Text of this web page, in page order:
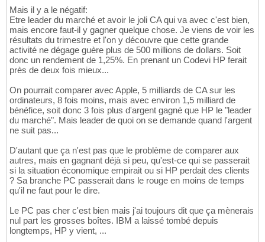
Mais il y a le négatif:
Etre leader du marché et avoir le joli CA qui va avec c'est bien,
mais encore faut-il y gagner quelque chose. Je viens de voir les
résultats du trimestre et l'on y découvre que cette grande
activité ne dégage guère plus de 500 millions de dollars. Soit
donc un rendement de 1,25%. En prenant un Codevi HP ferait
près de deux fois mieux...
On pourrait comparer avec Apple, 5 milliards de CA sur les
ordinateurs, 8 fois moins, mais avec environ 1,5 milliard de
bénéfice, soit donc 3 fois plus d'argent gagné que HP le "leader
du marché". Mais leader de quoi on se demande quand l'argent
ne suit pas...
D'autant que ça n'est pas que le problème de comparer aux
autres, mais en gagnant déjà si peu, qu'est-ce qui se passerait
si la situation économique empirait ou si HP perdait des clients
? Sa branche PC passerait dans le rouge en moins de temps
qu'il ne faut pour le dire.
Le PC pas cher c'est bien mais j'ai toujours dit que ça mènerais
nul part les grosses boîtes. IBM a laissé tombé depuis
longtemps, HP y vient, ...